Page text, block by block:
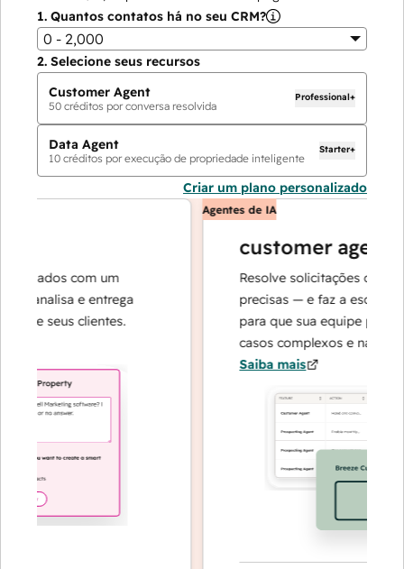
1. Quantos contatos há no seu CRM?
0 - 2,000
2. Selecione seus recursos
Customer Agent
50 créditos por conversa resolvida
Professional+
Data Agent
10 créditos por execução de propriedade inteligente
Starter+
Criar um plano personalizado
com um
analisa e entrega
seus clientes.
Agentes de IA
customer agent
Resolve solicitações com
precisas — e faz a escalada
para que sua equipe possa se
casos complexos e na
Saiba mais